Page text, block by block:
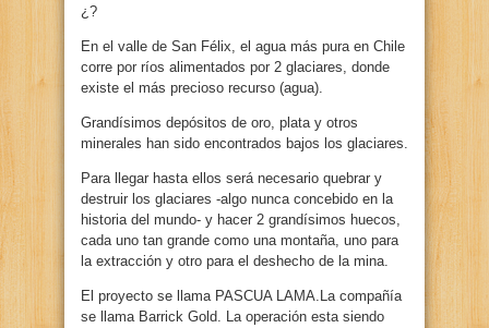
¿?
En el valle de San Félix, el agua más pura en Chile
corre por ríos alimentados por 2 glaciares, donde
existe el más precioso recurso (agua).
Grandísimos depósitos de oro, plata y otros
minerales han sido encontrados bajos los glaciares.
Para llegar hasta ellos será necesario quebrar y
destruir los glaciares -algo nunca concebido en la
historia del mundo- y hacer 2 grandísimos huecos,
cada uno tan grande como una montaña, uno para
la extracción y otro para el deshecho de la mina.
El proyecto se llama PASCUA LAMA.La compañía
se llama Barrick Gold. La operación esta siendo